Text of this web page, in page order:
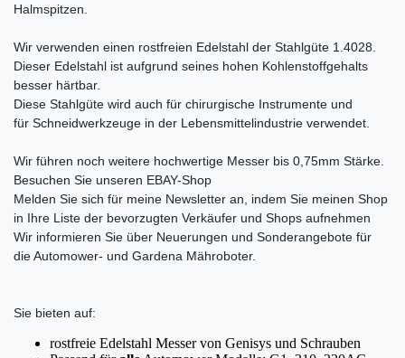
Halmspitzen.
Wir verwenden einen rostfreien Edelstahl der Stahlgüte 1.4028.
Dieser Edelstahl ist aufgrund seines hohen Kohlenstoffgehalts
besser härtbar.
Diese Stahlgüte wird auch für chirurgische Instrumente und
für Schneidwerkzeuge in der Lebensmittelindustrie verwendet.
Wir führen noch weitere hochwertige Messer bis 0,75mm Stärke.
Besuchen Sie unseren EBAY-Shop
Melden Sie sich für meine Newsletter an, indem Sie meinen Shop
in Ihre Liste der bevorzugten Verkäufer und Shops aufnehmen
Wir informieren Sie über Neuerungen und Sonderangebote für
die Automower- und Gardena Mähroboter.
Sie bieten auf:
rostfreie Edelstahl Messer von Genisys und Schrauben